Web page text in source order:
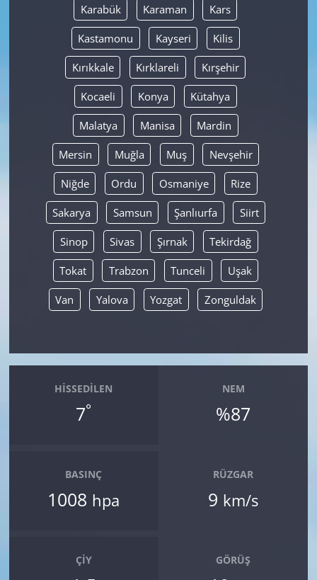
Karabük Karaman Kars
Kastamonu Kayseri Kilis
Kırıkkale Kırklareli Kırşehir
Kocaeli Konya Kütahya
Malatya Manisa Mardin
Mersin Muğla Muş Nevşehir
Niğde Ordu Osmaniye Rize
Sakarya Samsun Şanlıurfa Siirt
Sinop Sivas Şırnak Tekirdağ
Tokat Trabzon Tunceli Uşak
Van Yalova Yozgat Zonguldak
HISSEDILEN
7°
NEM
%87
BASINÇ
1008 hpa
RÜZGAR
9 km/s
ÇIY GÖRÜŞ